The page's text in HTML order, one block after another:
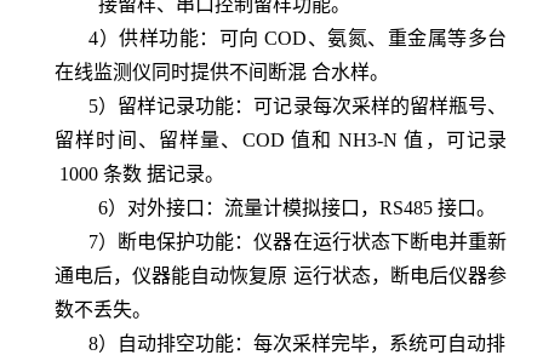
4）供样功能：可向 COD、氨氮、重金属等多台
在线监测仪同时提供不间断混 合水样。
5）留样记录功能：可记录每次采样的留样瓶号、
留样时间、留样量、 COD 值和 NH3-N 值，可记录
1000 条数 据记录。
6）对外接口：流量计模拟接口，RS485 接口。
7）断电保护功能：仪器在运行状态下断电并重新
通电后，仪器能自动恢复原 运行状态，断电后仪器参
数不丢失。
8）自动排空功能：每次采样完毕，系统可自动排